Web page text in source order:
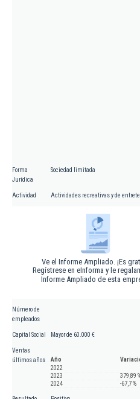
Forma
Jurídica
Sociedad limitada
Actividad Actividades recreativas y de
Ve el Informe Ampliado. ¡Es
Regístrese en eInforma y le
Informe Ampliado de esta
Número de
empleados
Capital Social Mayor de 60.000 €
Ventas
últimos años
Año
2022
2023
379,89
2024
-67,7 %